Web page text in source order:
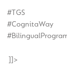
#TGS
#CognitaWay
]]>